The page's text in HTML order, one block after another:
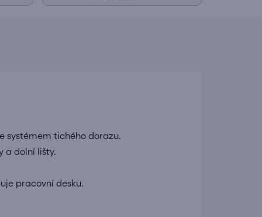
systémem tichého dorazu.
a dolní lišty.
pracovní desku.